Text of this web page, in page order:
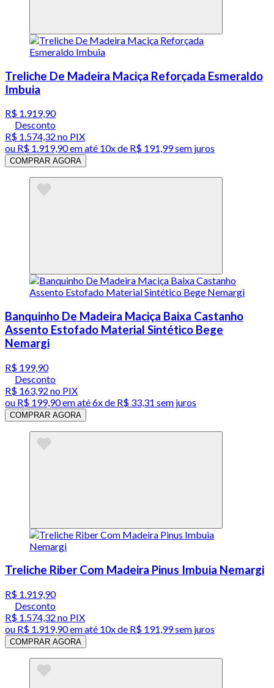
Treliche De Madeira Maciça Reforçada Esmeraldo
Imbuia
R$ 1.919,90
Desconto
R$ 1.574,32 no PIX
ou R$ 1.919,90em até 10x de R$ 191,99 sem juros
COMPRAR AGORA
Banquinho De Madeira Maciça Baixa Castanho
Assento Estofado Material Sintético Bege
Nemargi
R$ 199,90
Desconto
R$ 163,92 no PIX
ou R$ 199,90em até6x de R$ 33,31 sem juros
COMPRAR AGORA
Treliche Riber Com Madeira Pinus Imbuia Nemargi
R$ 1.919,90
Desconto
R$ 1.574,32 no PIX
ou R$ 1.919,90em até 10x de R$ 191,99 sem juros
COMPRAR AGORA